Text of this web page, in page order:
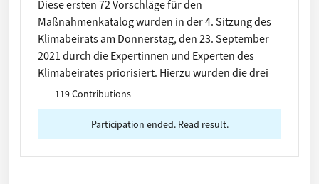
Diese ersten 72 Vorschläge für den
Maßnahmenkatalog wurden in der 4. Sitzung des
Klimabeirats am Donnerstag, den 23. September
2021 durch die Expertinnen und Experten des
Klimabeirates priorisiert. Hierzu wurden die drei
Bewertungskriterien Ausstrahlung, Klimarelevanz
und Umsetzbarkeit herangezogen Die Vorschläge
5, 7, 8 und 15 wurden nicht empfohlen und
deshalb aus dem Maßnahmenkatalog gelöscht.
Alle Bürgerinnen und Bürger sollen hier die
119 Contributions
Participation ended. Read result.